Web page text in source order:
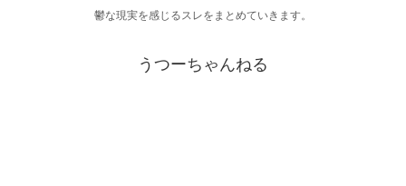
鬱な現実を感じるスレをまとめていきます。
うつーちゃんねる